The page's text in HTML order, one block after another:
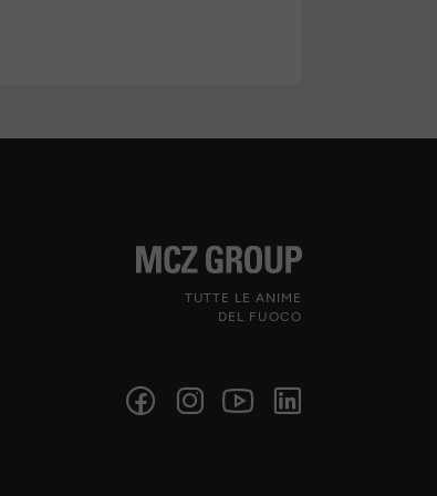
TUTTE LE ANIME
DEL FUOCO